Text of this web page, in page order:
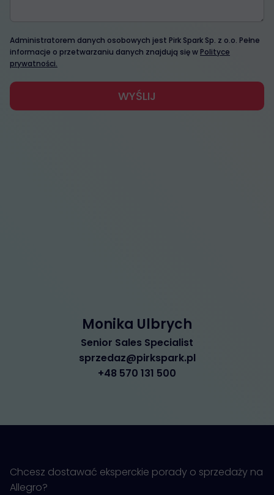
Monika Ulbrych
Senior Sales Specialist
sprzedaz@pirkspark.pl
+48 570 131 500
Administratorem danych osobowych jest Pirk Spark Sp. z o.o. Pełne
informacje o przetwarzaniu danych znajdują się w Polityce
prywatności.
WYŚLIJ
Chcesz dostawać eksperckie porady o sprzedaży na
Allegro?